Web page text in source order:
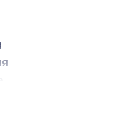
в области